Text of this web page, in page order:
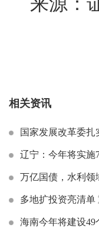
相关资讯
国家发展改革委扎
辽宁：今年将实施
万亿国债，水利领
多地扩投资亮清单
海南今年将建设49